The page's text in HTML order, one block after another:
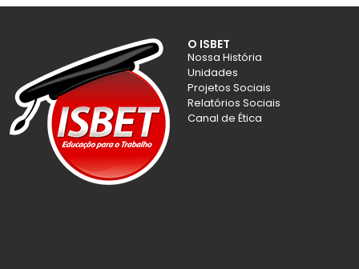
O ISBET
Nossa História
Unidades
Projetos Sociais
Relatórios Sociais
Canal de Ética